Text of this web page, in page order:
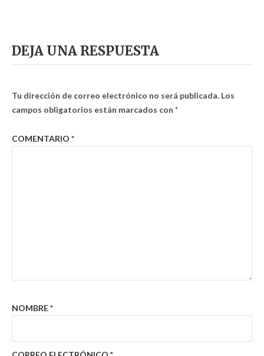
DEJA UNA RESPUESTA
Tu dirección de correo electrónico no será publicada. Los
campos obligatorios están marcados con *
COMENTARIO *
NOMBRE*